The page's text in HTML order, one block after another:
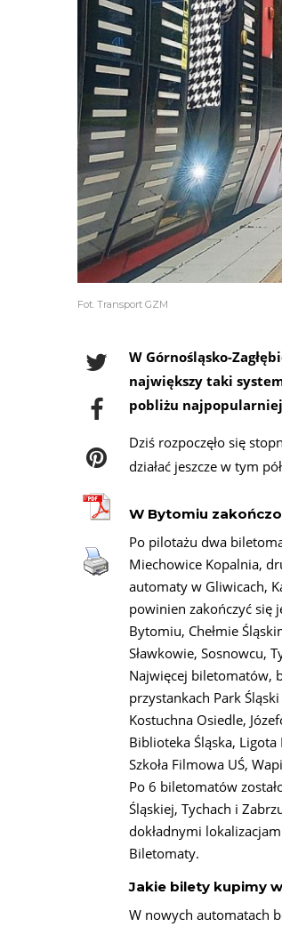
Fot. Transport GZM
W Górnośląsko-
największy taki
pobliżu
Dziś rozpoczęło się
działać jeszcze w tym
W Bytomiu
Po pilotażu dwa
Miechowice Kopalnia,
automaty w Gliwicach,
powinien zakończyć się
Bytomiu, Chełmie
Sławkowie, Sosnowcu,
Najwięcej biletomatów,
przystankach Park
Kostuchna Osiedle,
Biblioteka Śląska,
Szkoła Filmowa UŚ,
Po 6 biletomatów
Śląskiej, Tychach i
dokładnymi
Biletomaty.
Jakie bilety kupimy
W nowych automatach